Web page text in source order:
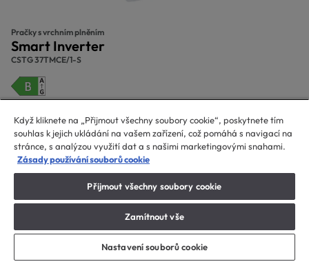
Pračky s vrchním plněním
Smart Inverter
CSTG 37TMCE/1-S
Pračky s vrchním plněním, 7 kg, 1300 RPM, Energetická třída B, 17
Počet programů
Kde koupit
Když kliknete na „Přijmout všechny soubory cookie“, poskytnete tím
souhlas k jejich ukládání na vašem zařízení, což pomáhá s navigací na
stránce, s analýzou využití dat a s našimi marketingovými snahami.
Zásady používání souborů cookie
Přijmout všechny soubory cookie
Zamítnout vše
Nastavení souborů cookie